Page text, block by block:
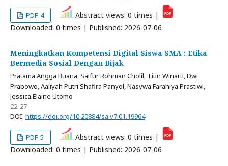
PDF-4
Abstract views: 0 times |
Downloaded: 0 times | Published: 2026-07-06
Meningkatkan Kompetensi Digital Siswa SMA : Etika
Bermedia Sosial Dengan Bijak
Pratama Angga Buana, Saifur Rohman Cholil, Titin Winarti, Dwi
Prabowo, Aaliyah Putri Shafira Panyol, Nasywa Farahiya Prastiwi,
Jessica Elaine Utomo
22-27
DOI: https://doi.org/10.20884/sa.v7i01.19964
PDF-5
Abstract views: 0 times |
Downloaded: 0 times | Published: 2026-07-06